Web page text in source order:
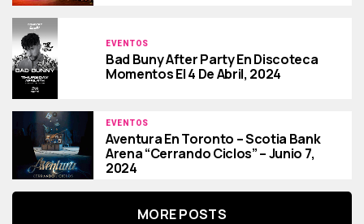
EVENTOS
Bad Buny After Party En Discoteca
Momentos El 4 De Abril, 2024
EVENTOS
Aventura En Toronto – Scotia Bank
Arena “Cerrando Ciclos” – Junio 7,
2024
MORE POSTS